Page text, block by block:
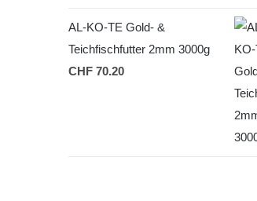
AL-KO-TE Gold- &
Teichfischfutter 2mm 3000g
CHF 70.20